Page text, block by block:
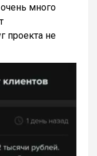
много
проекта не